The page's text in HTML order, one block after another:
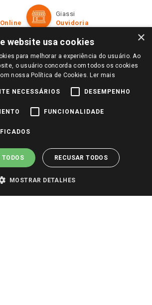
Giassi
Ouvidoria
×
website usa cookies
para melhorar a experiência do usuário. Ao
o usuário concorda com todos os cookies
nossa Política de Cookies. Ler mais
NECESSÁRIOS DESEMPENHO
FUNCIONALIDADE
TODOS RECUSAR TODOS
MOSTRAR DETALHES